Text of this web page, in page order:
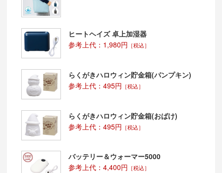
ヒートヘイズ 卓上加湿器
参考上代：1,980円 ［税込］
らくがきハロウィン貯金箱(パンプキン)
参考上代：495円 ［税込］
らくがきハロウィン貯金箱(おばけ)
参考上代：495円 ［税込］
バッテリー＆ウォーマー5000
参考上代：4,400円 ［税込］